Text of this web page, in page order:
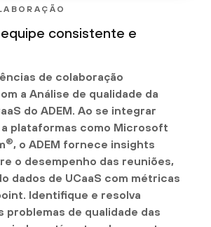
consistente e
de colaboração
a Análise de qualidade da
do ADEM. Ao se integrar
plataformas como Microsoft
®, o ADEM fornece insights
o desempenho das reuniões,
dados de UCaaS com métricas
Identifique e resolva
problemas de qualidade das